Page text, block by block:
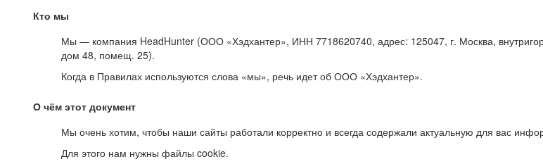
Кто мы
Мы — компания HeadHunter (ООО «Хэдхантер», ИНН 7718620740, адрес: 125047, г. Москва,
дом 48, помещ. 25).
Когда в Правилах используются слова «мы», речь идет об ООО «Хэдхантер».
О чём этот документ
Мы очень хотим, чтобы наши сайты работали корректно и всегда содержали актуальную для вас
Для этого нам нужны файлы cookie.